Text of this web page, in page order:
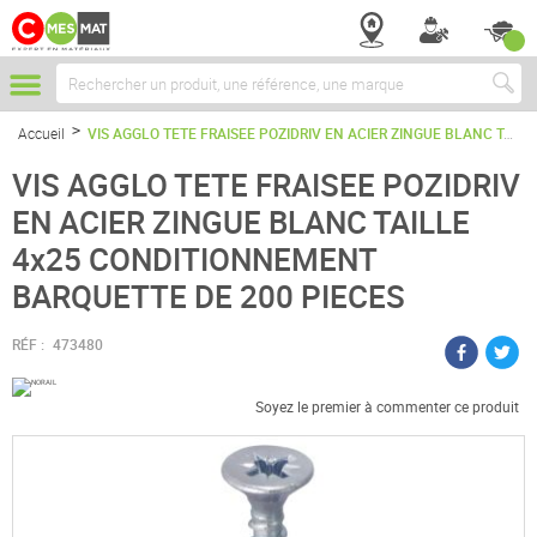
Chercher
Accueil VIS AGGLO TETE FRAISEE POZIDRIV EN ACIER ZINGUE BLANC TAILLE 4x25 CONDITIONNEMENT BARQUETTE DE 200 PIECES
VIS AGGLO TETE FRAISEE POZIDRIV
EN ACIER ZINGUE BLANC TAILLE
4x25 CONDITIONNEMENT
BARQUETTE DE 200 PIECES
RÉF : 473480
Soyez le premier à commenter ce produit
Passer